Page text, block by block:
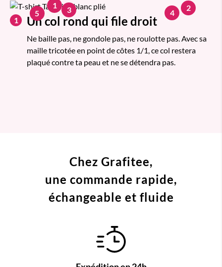
1 Un col rond qui file droit
Ne baille pas, ne gondole pas, ne roulotte pas. Avec sa
maille tricotée en point de côtes 1/1, ce col restera
plaqué contre ta peau et ne se détendra pas.
1 2
3 4
5
Chez Grafitee,
une commande rapide,
échangeable et fluide